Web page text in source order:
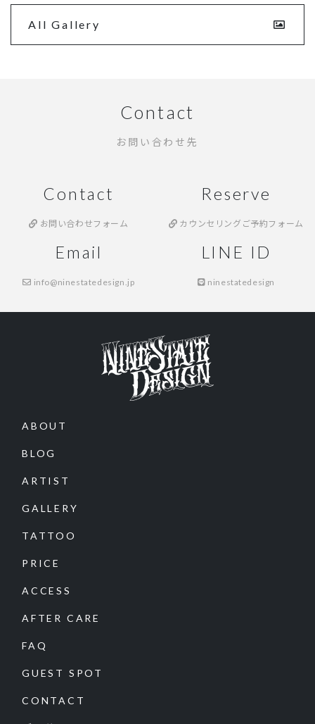
All Gallery
Contact
お問い合わせ先
Contact
お問い合わせフォーム
Reserve
カウンセリングご予約フォーム
Email
info@ninestatedesign.jp
LINE ID
ninestatedesign
ABOUT
BLOG
ARTIST
GALLERY
TATTOO
PRICE
ACCESS
AFTER CARE
FAQ
GUEST SPOT
CONTACT